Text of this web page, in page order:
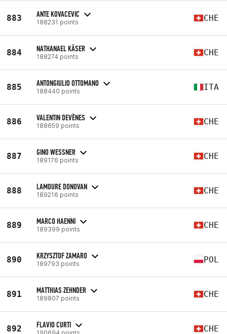
883 ANTE KOVACEVIC
188231 points CHE
884 NATHANAEL KÄSER
188274 points CHE
885 ANTONGIULIO OTTOMANO
188440 points ITA
886 VALENTIN DEVÈNES
188659 points CHE
887 GINO WESSNER
189176 points CHE
888 LAMOURE DONOVAN
189216 points CHE
889 MARCO HAENNI
189399 points CHE
890 KRZYSZTOF ZAMARO
189793 points POL
891 MATTHIAS ZEHNDER
189807 points CHE
892 FLAVIO CURTI
190694 points CHE